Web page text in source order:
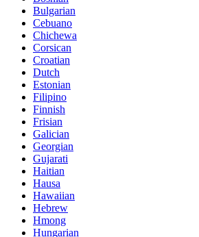
Bulgarian
Cebuano
Chichewa
Corsican
Croatian
Dutch
Estonian
Filipino
Finnish
Frisian
Galician
Georgian
Gujarati
Haitian
Hausa
Hawaiian
Hebrew
Hmong
Hungarian